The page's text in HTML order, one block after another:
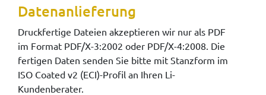
Datenanlieferung
Druckfertige Dateien akzeptieren wir nur als PDF
im Format PDF/X-3:2002 oder PDF/X-4:2008. Die
fertigen Daten senden Sie bitte mit Stanzform im
ISO Coated v2 (ECI)-Profil an Ihren Li-
Kundenberater.